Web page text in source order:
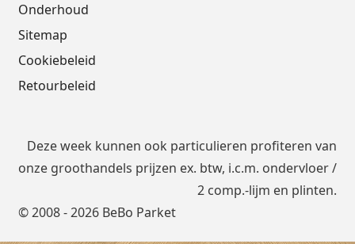
Onderhoud
Sitemap
Cookiebeleid
Retourbeleid
© 2008 - 2026 BeBo Parket
Deze week kunnen ook particulieren profiteren van
onze groothandels prijzen ex. btw, i.c.m. ondervloer/
2 comp.-lijm en plinten.